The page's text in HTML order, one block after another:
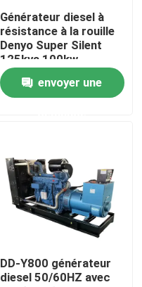
Générateur diesel à
résistance à la rouille
Denyo Super Silent
125kva 100kw
envoyer une
DD-Y800 générateur
diesel 50/60HZ avec